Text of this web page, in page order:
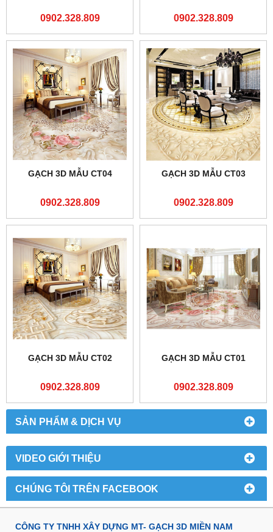
SẢN PHẨM & DỊCH VỤ
VIDEO GIỚI THIỆU
CHÚNG TÔI TRÊN FACEBOOK
0902.328.809 0902.328.809
GẠCH 3D MẪU CT04
0902.328.809
GẠCH 3D MẪU CT03
0902.328.809
GẠCH 3D MẪU CT02
0902.328.809
GẠCH 3D MẪU CT01
0902.328.809
CÔNG TY TNHH XÂY DỰNG MT- GẠCH 3D MIỀN NAM